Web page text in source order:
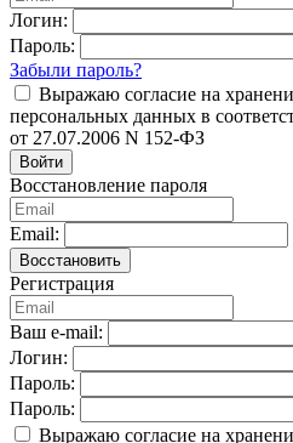
Логин:
Пароль:
Забыли пароль?
Выражаю согласие на
персональных данных в
от 27.07.2006 N 152-ФЗ
Войти
Восстановление пароля
Email:
Восстановить
Регистрация
Ваш e-mail:
Логин:
Пароль:
Пароль:
Выражаю согласие на